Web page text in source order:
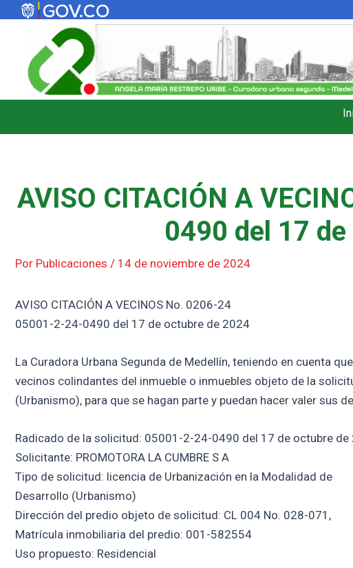
contenido
AVISO CITACIÓN A
0490 del 17
Por Publicaciones / 14 de noviembre de 2024
AVISO CITACIÓN A VECINOS No. 0206-24
05001-2-24-0490 del 17 de octubre de 2024
La Curadora Urbana Segunda de Medellín, teniendo en cuenta
vecinos colindantes del inmueble o inmuebles objeto de la
(Urbanismo), para que se hagan parte y puedan hacer valer sus
Radicado de la solicitud: 05001-2-24-0490 del 17 de octubre de
Solicitante: PROMOTORA LA CUMBRE S A
Tipo de solicitud: licencia de Urbanización en la Modalidad de
Desarrollo (Urbanismo)
Dirección del predio objeto de solicitud: CL 004 No. 028-071,
Matrícula inmobiliaria del predio: 001-582554
Uso propuesto: Residencial